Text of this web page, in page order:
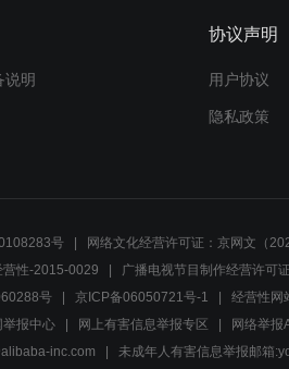
说明
协议声明
用户协议
隐私政策
号 网络文化经营许可证：京网文（
营性-2015-0029
广播电视节目制作经营许可
号 京ICP备06050721号-1 经营性网
举报中心 网上有害信息举报专区 网络举报
inc.com
未成年人有害信息举报邮箱